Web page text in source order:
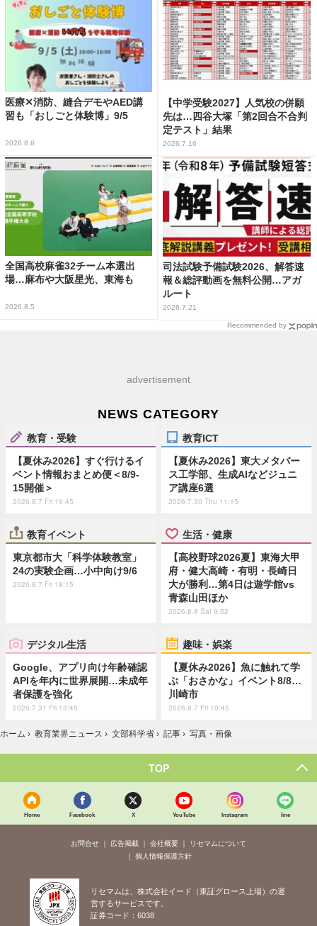
医療✕消防、縫合デモやAED講
習も「おしごと体験博」9/5
2026.8.6
【中学受験2027】人気校の併願
先は…四谷大塚「第2回合不合判
定テスト」結果
2026.7.16
全国高校麻雀32チーム本選出
場…麻布や大阪星光、東海も
2026.8.5
司法試験予備試験2026、解答速
報＆総評動画を無料公開…アガ
ルート
2026.7.21
Recommended by
advertisement
NEWS CATEGORY
教育・受験
【夏休み2026】すぐ行けるイ
ベント情報おまとめ便＜8/9-
15開催＞
2026.8.7 Fri 19:45
教育ICT
【夏休み2026】東大メタバー
ス工学部、生成AIなどジュニ
ア講座6選
2026.7.30 Thu 11:15
教育イベント
東京都市大「科学体験教室」
24の実験企画…小中向け9/6
2026.8.7 Fri 18:15
生活・健康
【高校野球2026夏】東海大甲
府・健大高崎・有明・長崎日
大が勝利…第4日は遊学館vs
青森山田ほか
2026.8.8 Sat 9:52
デジタル生活
Google、アプリ向け年齢確認
APIを年内に世界展開…未成年
者保護を強化
2026.7.31 Fri 13:45
趣味・娯楽
【夏休み2026】魚に触れて学
ぶ「おさかな」イベント8/8…
川崎市
2026.8.7 Fri 10:45
ホーム › 教育業界ニュース › 文部科学省 › 記事 › 写真・画像
TOP
Home Facebook X YouTube Instagram line
お問合せ 広告掲載 会社概要
リセマムについて
個人情報保護方針
リセマムは、株式会社イード（東証グロース上場）の運
営するサービスです。
証券コード：6038